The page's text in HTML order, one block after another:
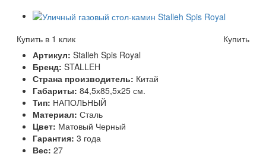
Купить в 1 клик
Купить
Артикул: Stalleh Spis Royal
Бренд: STALLEH
Страна производитель: Китай
Габариты: 84,5х85,5х25 см.
Тип: НАПОЛЬНЫЙ
Материал: Сталь
Цвет: Матовый Черный
Гарантия: 3 года
Вес: 27